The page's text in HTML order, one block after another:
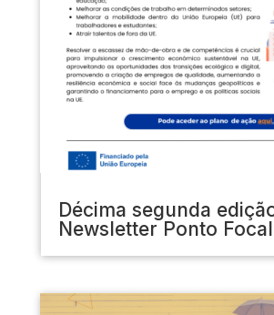
Décima segunda
Newsletter Ponto Focal